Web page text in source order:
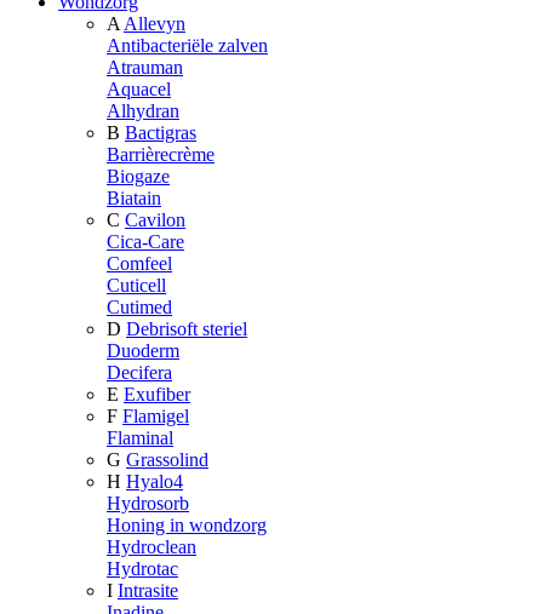
A Allevyn
Antibacteriële zalven
Atrauman
Aquacel
Alhydran
B Bactigras
Barrièrecrème
Biogaze
Biatain
C Cavilon
Cica-Care
Comfeel
Cuticell
Cutimed
D Debrisoft steriel
Duoderm
Decifera
E Exufiber
F Flamigel
Flaminal
G Grassolind
H Hyalo4
Hydrosorb
Honing in wondzorg
Hydroclean
Hydrotac
I Intrasite